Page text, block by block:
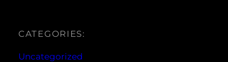
CATEGORIES:
Uncategorized